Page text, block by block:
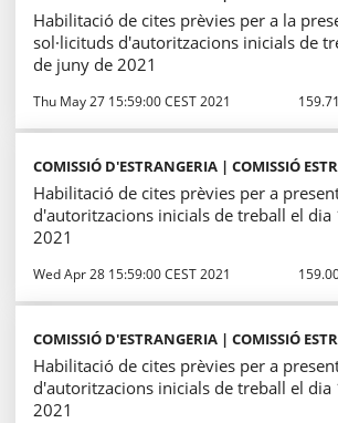
Habilitació de cites prèvies per a la
sol·licituds d'autoritzacions inicials de
de juny de 2021
Thu May 27 15:59:00 CEST 2021
COMISSIÓ D'ESTRANGERIA | COMISSIÓ
Habilitació de cites prèvies per a
d'autoritzacions inicials de treball el dia
2021
Wed Apr 28 15:59:00 CEST 2021
COMISSIÓ D'ESTRANGERIA | COMISSIÓ
Habilitació de cites prèvies per a
d'autoritzacions inicials de treball el
2021